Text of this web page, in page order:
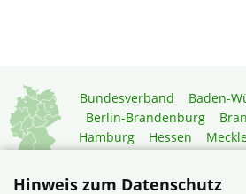
Bundesverband Baden-
Berlin-Brandenburg
Hamburg
Hessen
Rheinland-Pfalz
Hinweis zum Datenschutz